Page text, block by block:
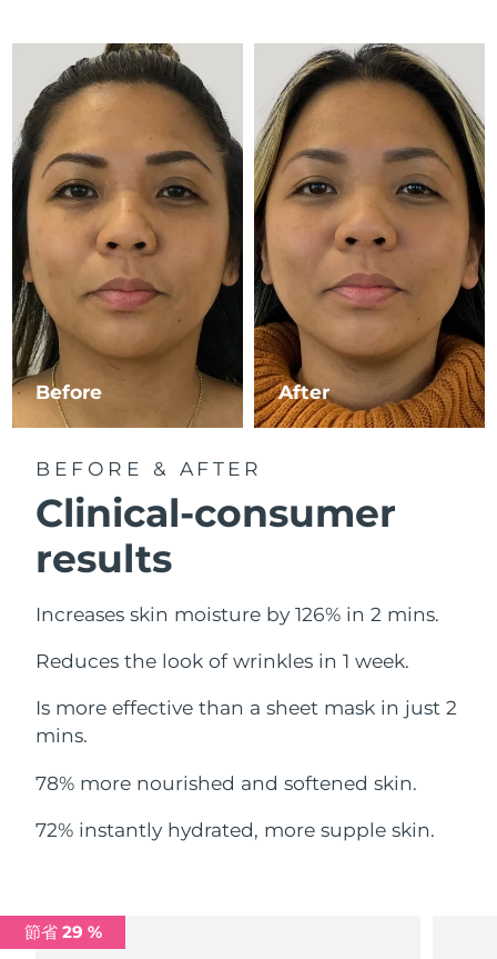
Before After
BEFORE & AFTER
Clinical-consumer
results
Increases skin moisture by 126% in 2 mins.
Reduces the look of wrinkles in 1 week.
Is more effective than a sheet mask in just 2
mins.
78% more nourished and softened skin.
72% instantly hydrated, more supple skin.
節省 29 %
全部購買
FOREO APP
關於我們
日本 預計送達日期 8/11/26
澤西島 8/13/26
哈薩克 預計送達日期8/10/26
科威特 預計送達日期
拉脫維亞 預計送達日期 8/8/26
黎巴嫩 8/9/26
立陶宛 預計送達日期8/8/26
摩納哥 預計送達日期 8/9/26
荷蘭